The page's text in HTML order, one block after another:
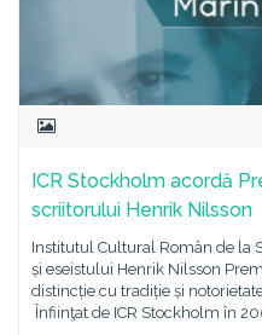
ICR Stockholm acordă
scriitorului Henrik Nilsson
Institutul Cultural Român de la
și eseistului Henrik Nilsson
distincție cu tradiție și
Înfiinţat de ICR Stockholm în